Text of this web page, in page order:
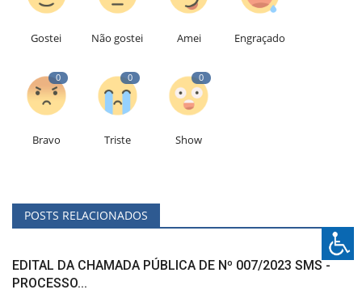
Gostei Não gostei Amei Engraçado
0
Bravo
0
Triste
0
Show
POSTS RELACIONADOS
EDITAL DA CHAMADA PÚBLICA DE Nº 007/2023 SMS -
PROCESSO...